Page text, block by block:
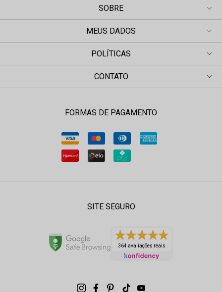
SOBRE
MEUS DADOS
POLÍTICAS
CONTATO
FORMAS DE PAGAMENTO
SITE SEGURO
364 avaliações reais